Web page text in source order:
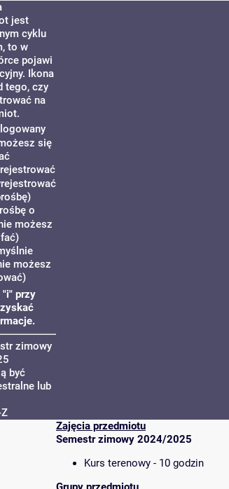
jest
cyklu
to w
pojawi
Ikona
tego, czy
na
się
o
możesz
możesz
przy
zimowy
być
lub
Zajęcia przedmiotu
Semestr zimowy 2024/2025
Kurs terenowy - 10 godzin